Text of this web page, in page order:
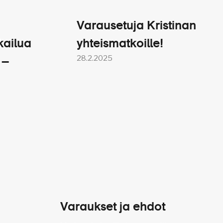
Varausetuja Kristinan
yhteismatkoille!
28.2.2025
Varaukset ja ehdot